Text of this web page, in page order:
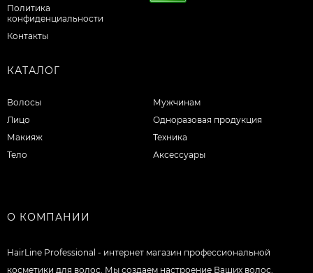
Политика
конфиденциальности
Контакты
КАТАЛОГ
Волосы
Лицо
Макияж
Тело
Мужчинам
Одноразовая продукция
Техника
Аксессуары
О КОМПАНИИ
HairLine Professional - интернет магазин профессиональной
косметики для волос. Мы создаем настроение Ваших волос.